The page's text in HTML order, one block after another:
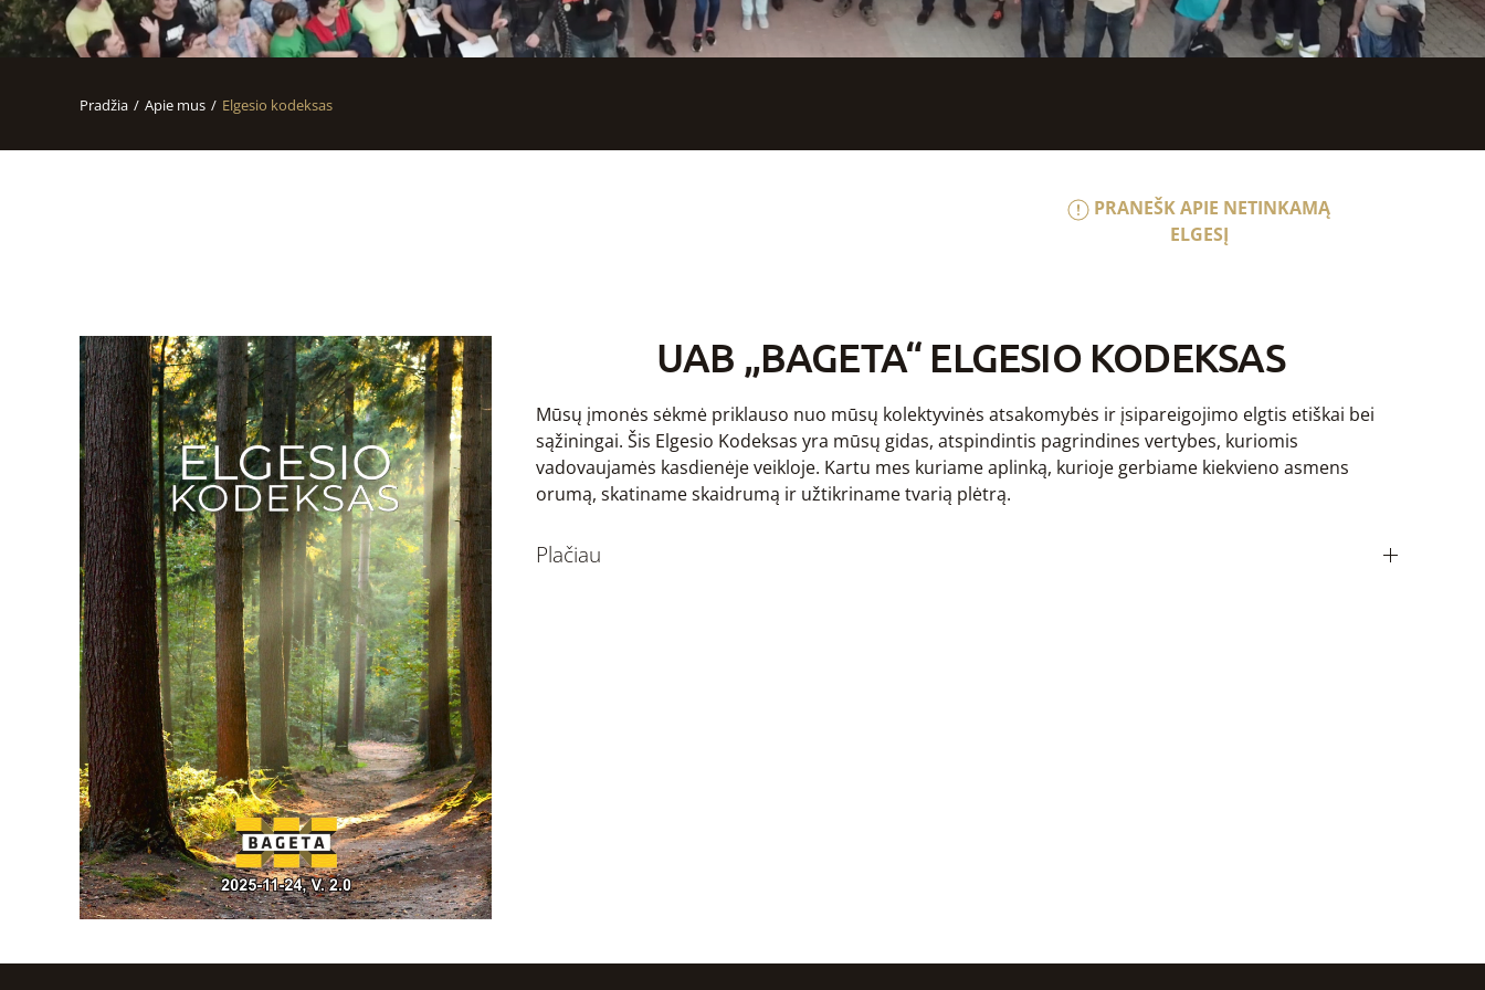
Pradžia Apie mus Elgesio kodeksas
PRANEŠK APIE NETINKAMĄ
ELGESĮ
UAB „BAGETA“ ELGESIO KODEKSAS
Mūsų įmonės sėkmė priklauso nuo mūsų kolektyvinės atsakomybės ir įsipareigojimo elgtis etiškai bei
sąžiningai. Šis Elgesio Kodeksas yra mūsų gidas, atspindintis pagrindines vertybes, kuriomis
vadovaujamės kasdienėje veikloje. Kartu mes kuriame aplinką, kurioje gerbiame kiekvieno asmens
orumą, skatiname skaidrumą ir užtikriname tvarią plėtrą.
Plačiau